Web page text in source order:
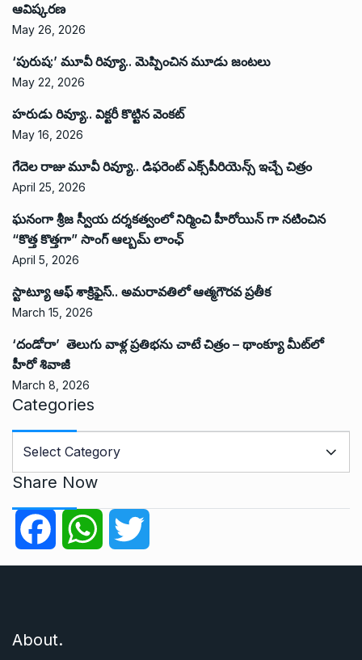
ఆవిష్కరణ
May 26, 2026
‘పురుష:’ మూవీ రివ్యూ.. మెప్పించిన మూడు జంటలు
May 22, 2026
హరుడు రివ్యూ.. విక్టరీ కొట్టిన వెంకట్
May 16, 2026
గేదెల రాజు మూవీ రివ్యూ.. డిఫరెంట్ ఎక్స్‌పీరియెన్స్ ఇచ్చే చిత్రం
April 25, 2026
ఘనంగా శ్రీజ స్వీయ దర్శకత్వంలో నిర్మించి హీరోయిన్ గా నటించిన
“కొత్త కొత్తగా” సాంగ్ ఆల్బమ్ లాంఛ్
April 5, 2026
స్టాట్యూ ఆఫ్ శాక్రిఫైస్.. అమరావతిలో ఆత్మగౌరవ ప్రతీక
March 15, 2026
‘దండోరా’ తెలుగు వాళ్ల ప్రతిభను చాటే చిత్రం – థాంక్యూ మీట్‌లో
హీరో శివాజీ
March 8, 2026
Categories
t
o
r
Share Now
a
e
W
h w
About.